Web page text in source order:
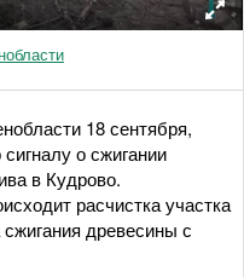
18 сентября,
о сжигании
в Кудрово.
расчистка участка
древесины с